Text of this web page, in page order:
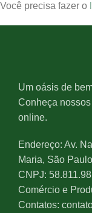
Você precisa fazer o
Um oásis de
Conheça
online.
Endereço: Av.
Maria, São
CNPJ:
Comércio e
Contatos: